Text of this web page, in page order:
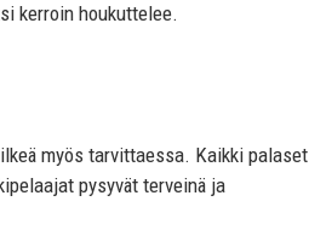
kerroin houkuttelee.
myös tarvittaessa. Kaikki palaset
pysyvät terveinä ja